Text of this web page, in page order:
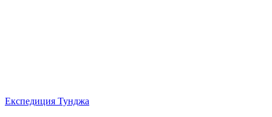
Експедиция Тунджа